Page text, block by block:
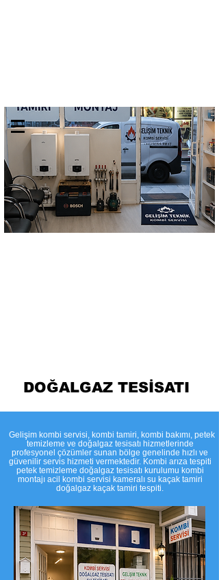
DOĞALGAZ TESİSATI
​Gelişim kombi servisi, kombi tamiri, kombi bakımı, petek
temizleme ve doğalgaz tesisatı hizmetlerinde
profesyonel çözümler sunan bölge genelinde hızlı ve
güvenilir servis hizmeti vermektedir. Kombi arıza tespiti
petek temizleme doğalgaz tesisatı kurulumu kombi
montajı acil kombi servisi kameralı su kaçak tamiri
doğalgaz kaçak tamiri tespiti.